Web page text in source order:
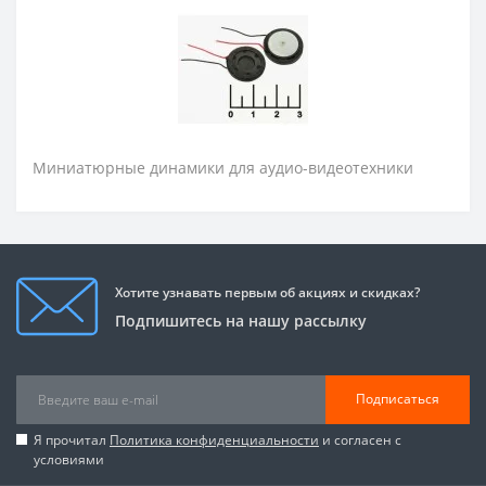
Миниатюрные динамики для аудио-видеотехники
Хотите узнавать первым об акциях и скидках?
Подпишитесь на нашу рассылку
Подписаться
Я прочитал Политика конфиденциальности и согласен с
условиями